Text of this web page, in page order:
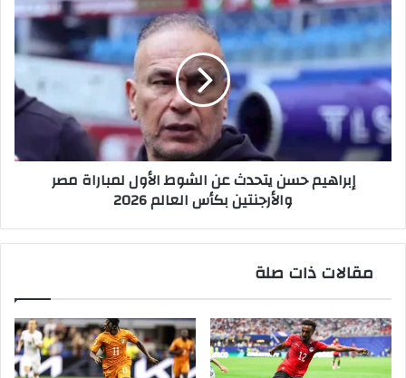
إبراهيم
حسن
يتحدث
عن
الشوط
الأول
لمباراة
مصر
والأرجنتين
إبراهيم حسن يتحدث عن الشوط الأول لمباراة مصر
والأرجنتين بكأس العالم 2026
مقالات ذات صلة